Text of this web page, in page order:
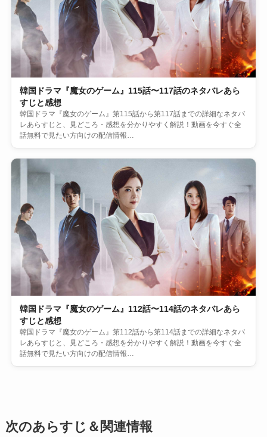
韓国ドラマ『魔女のゲーム』115話〜117話のネタバレあら
すじと感想
韓国ドラマ『魔女のゲーム』第115話から第117話までの詳細なネタバ
レあらすじと、見どころ・感想を分かりやすく解説！動画を今すぐ全
話無料で見たい方向けの配信情報…
韓国ドラマ『魔女のゲーム』112話〜114話のネタバレあら
すじと感想
韓国ドラマ『魔女のゲーム』第112話から第114話までの詳細なネタバ
レあらすじと、見どころ・感想を分かりやすく解説！動画を今すぐ全
話無料で見たい方向けの配信情報…
次のあらすじ＆関連情報